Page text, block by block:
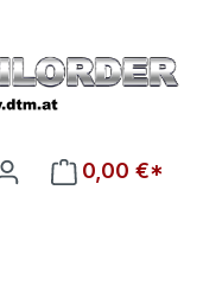
0 Produkte auf
0,00 €*